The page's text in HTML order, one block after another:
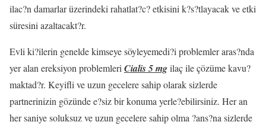
ilac?n damarlar üzerindeki rahatlat?c? etkisini k?s?tlayacak ve etki
süresini azaltacakt?r.
Evli ki?ilerin genelde kimseye söyleyemedi?i problemler aras?nda
yer alan ereksiyon problemleriCialis 5 mgilaç ile çözüme kavu?
maktad?r. Keyifli ve uzun gecelere sahip olarak sizlerde
partnerinizin gözünde e?siz bir konuma yerle?ebilirsiniz. Her an
her saniye soluksuz ve uzun gecelere sahip olma ?ans?na sizlerde